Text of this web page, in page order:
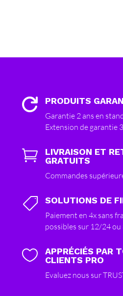
 PRODUITS
Garantie 2 ans en
Extension de garantie

LIVRAISON ET
GRATUITS
Commandes
 SOLUTIONS DE
Paiement en 4x sans
possibles sur 12/24 ou

APPRÉCIÉS PAR
CLIENTS PRO
Evaluez nous sur